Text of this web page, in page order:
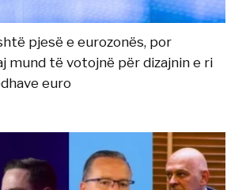
pjesë e eurozonës, por
mund të votojnë për dizajnin e ri
euro